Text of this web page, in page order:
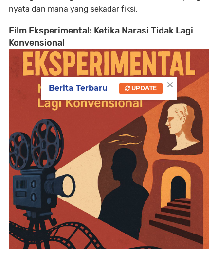
nyata dan mana yang sekadar fiksi.
Film Eksperimental: Ketika Narasi Tidak Lagi
Konvensional
×
Berita Terbaru UPDATE